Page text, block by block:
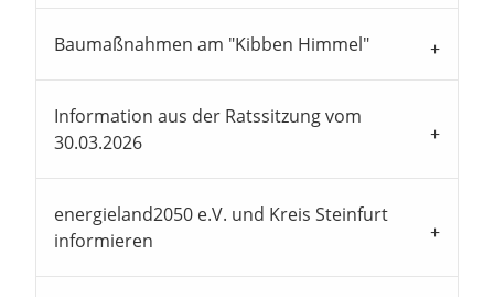
Baumaßnahmen am "Kibben Himmel"
Information aus der Ratssitzung vom
30.03.2026
energieland2050 e.V. und Kreis Steinfurt
informieren